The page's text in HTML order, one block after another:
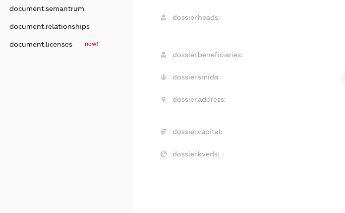
document.semantrum
document.relationships
document.licenses new!
dossier.heads:
dossier.beneficiaries:
dossier.smida:
dossier.address:
dossier.capital:
dossier.kveds: